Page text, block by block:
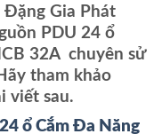
Đặng Gia Phát
PDU 24 ổ
32A chuyên sử
tham khảo
viết sau.
ổ Cắm Đa Năng